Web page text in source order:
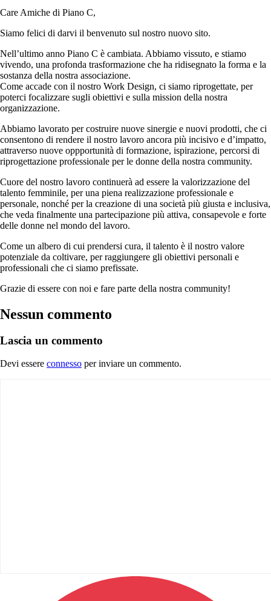
Care Amiche di Piano C,
Siamo felici di darvi il benvenuto sul nostro nuovo sito.
Nell’ultimo anno Piano C è cambiata. Abbiamo vissuto, e stiamo
vivendo, una profonda trasformazione che ha ridisegnato la forma e la
sostanza della nostra associazione.
Come accade con il nostro Work Design, ci siamo riprogettate, per
poterci focalizzare sugli obiettivi e sulla mission della nostra
organizzazione.
Abbiamo lavorato per costruire nuove sinergie e nuovi prodotti, che ci
consentono di rendere il nostro lavoro ancora più incisivo e d’impatto,
attraverso nuove oppportunità di formazione, ispirazione, percorsi di
riprogettazione professionale per le donne della nostra community.
Cuore del nostro lavoro continuerà ad essere la valorizzazione del
talento femminile, per una piena realizzazione professionale e
personale, nonché per la creazione di una società più giusta e inclusiva,
che veda finalmente una partecipazione più attiva, consapevole e forte
delle donne nel mondo del lavoro.
Come un albero di cui prendersi cura, il talento è il nostro valore
potenziale da coltivare, per raggiungere gli obiettivi personali e
professionali che ci siamo prefissate.
Grazie di essere con noi e fare parte della nostra community!
Nessun commento
Lascia un commento
Devi essere connesso per inviare un commento.